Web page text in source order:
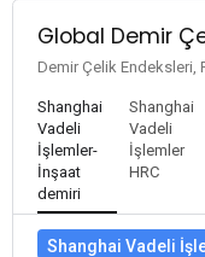
Global Demir
Demir Çelik Endeksleri,
Shanghai
Vadeli
İşlemler-
İnşaat
demiri
Shanghai
Vadeli
İşlemler
HRC
Shanghai Vadeli